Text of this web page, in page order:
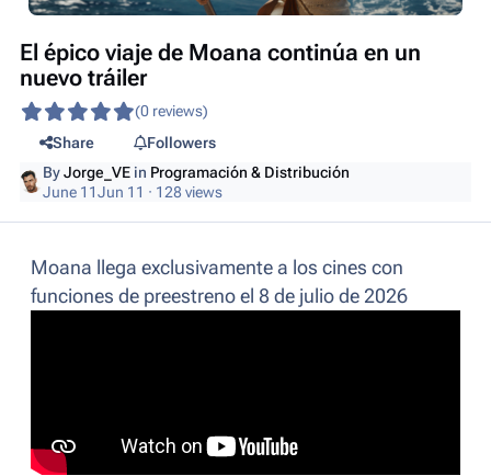
El épico viaje de Moana continúa en un
nuevo tráiler
(0 reviews)
Share
Followers
ByJorge_VE in Programación & Distribución
June 11Jun 11 · 128 views
Moana llega exclusivamente a los cines con
funciones de preestreno el 8 de julio de 2026